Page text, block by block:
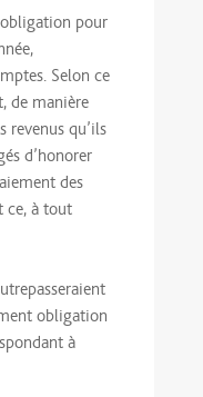
pour
Selon ce
de manière
revenus qu’ils
d’honorer
des
ce, à tout
obligation
à